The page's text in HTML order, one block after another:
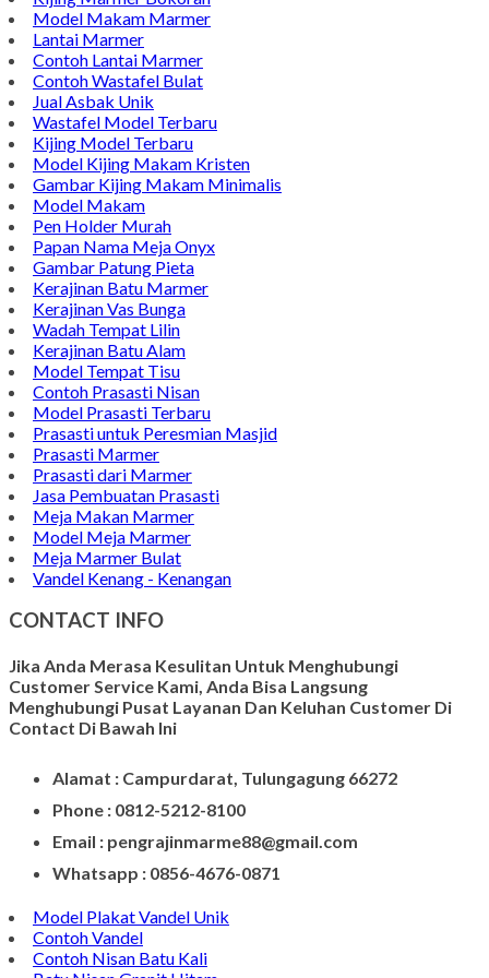
Model Makam Marmer
Lantai Marmer
Contoh Lantai Marmer
Contoh Wastafel Bulat
Jual Asbak Unik
Wastafel Model Terbaru
Kijing Model Terbaru
Model Kijing Makam Kristen
Gambar Kijing Makam Minimalis
Model Makam
Pen Holder Murah
Papan Nama Meja Onyx
Gambar Patung Pieta
Kerajinan Batu Marmer
Kerajinan Vas Bunga
Wadah Tempat Lilin
Kerajinan Batu Alam
Model Tempat Tisu
Contoh Prasasti Nisan
Model Prasasti Terbaru
Prasasti untuk Peresmian Masjid
Prasasti Marmer
Prasasti dari Marmer
Jasa Pembuatan Prasasti
Meja Makan Marmer
Model Meja Marmer
Meja Marmer Bulat
Vandel Kenang - Kenangan
CONTACT INFO
Jika Anda Merasa Kesulitan Untuk Menghubungi
Customer Service Kami, Anda Bisa Langsung
Menghubungi Pusat Layanan Dan Keluhan Customer Di
Contact Di Bawah Ini
Alamat : Campurdarat, Tulungagung 66272
Phone : 0812-5212-8100
Email : pengrajinmarme88@gmail.com
Whatsapp : 0856-4676-0871
Model Plakat Vandel Unik
Contoh Vandel
Contoh Nisan Batu Kali